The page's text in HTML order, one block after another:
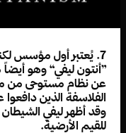
”أنتون ليفي“ وهو
عن نظام مستوحى من
الفلاسفة الذين
وقد أظهر ليفي
للقيم الأرضية.